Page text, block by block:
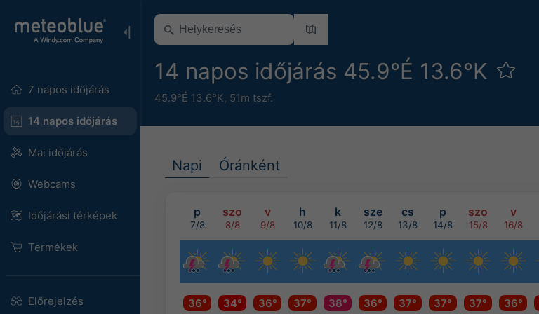
7 napos időjárás
14 napos időjárás
Mai időjárás
Webcams
Időjárási térképek
Termékek
Előrejelzés
14 napos időjárás 45.9°É 13.6°K
45.9°É 13.6°K, 51m tszf.
Napi Óránként
p szo v h k sze cs p szo v
7/8 8/8 9/8 10/8 11/8 12/8 13/8 14/8 15/8 16/8
36° 34° 36° 37° 38° 36° 37° 37° 37° 36°